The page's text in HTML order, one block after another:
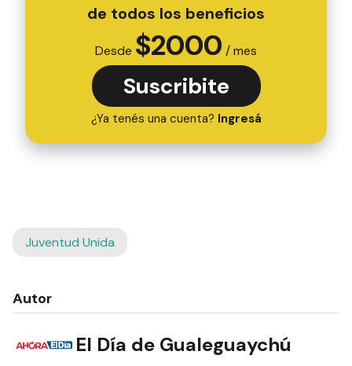
de todos los beneficios
Desde $2000 / mes
Suscribite
¿Ya tenés una cuenta? Ingresá
Juventud Unida
Autor
El Día de Gualeguaychú